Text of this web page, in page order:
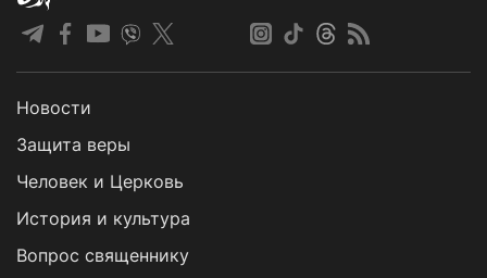
Новости
Защита веры
Человек и Церковь
История и культура
Вопрос священнику